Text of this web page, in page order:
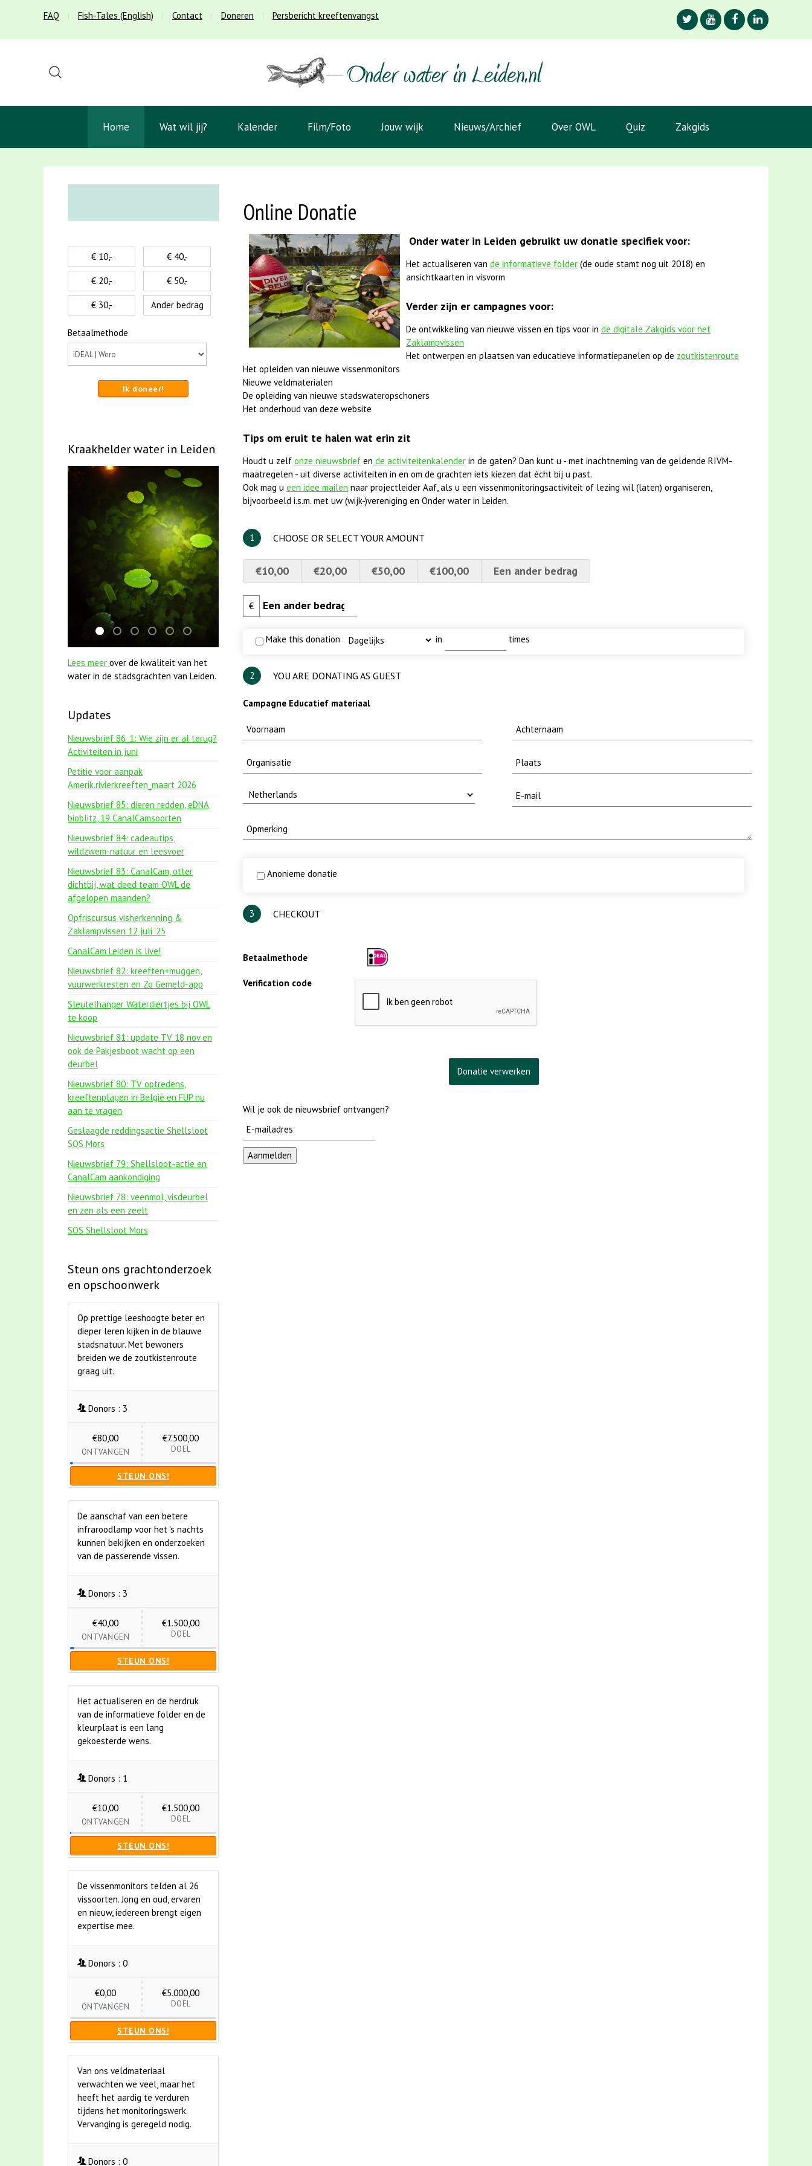
FAQ Fish-Tales (English) Contact Doneren Persbericht kreeftenvangst
Home Wat wil jij? Kalender Film/Foto Jouw wijk Nieuws/Archief Over OWL Quiz Zakgids
Online Donatie
Onder water in Leiden gebruikt uw donatie specifiek voor:
Het actualiseren van de informatieve folder (de oude stamt nog uit 2018) en
ansichtkaarten in visvorm
Verder zijn er campagnes voor:
De ontwikkeling van nieuwe vissen en tips voor in de digitale Zakgids voor het
Zaklampvissen
Het ontwerpen en plaatsen van educatieve informatiepanelen op de zoutkistenroute
Het opleiden van nieuwe vissenmonitors
Nieuwe veldmaterialen
De opleiding van nieuwe stadswateropschoners
Het onderhoud van deze website
Tips om eruit te halen wat erin zit
Houdt u zelf onze nieuwsbrief en de activiteitenkalender in de gaten? Dan kunt u - met inachtneming van de geldende RIVM-
maatregelen - uit diverse activiteiten in en om de grachten iets kiezen dat écht bij u past.
Ook mag u een idee mailen naar projectleider Aaf, als u een vissenmonitoringsactiviteit of lezing wil (laten) organiseren,
bijvoorbeeld i.s.m. met uw (wijk-)vereniging en Onder water in Leiden.
1 CHOOSE OR SELECT YOUR AMOUNT
€10,00 €20,00 €50,00 €100,00 Een ander bedrag
€
Make this donation in times
2 YOU ARE DONATING AS GUEST
Campagne Educatief materiaal
Anonieme donatie
3 CHECKOUT
Betaalmethode
Verification code
Wil je ook de nieuwsbrief ontvangen?
€ 10,-
€ 20,-
€ 30,-
€ 40,-
€ 50,-
Ander bedrag
Betaalmethode
Ik doneer!
Kraakhelder water in Leiden
jun2021 zaklv 5 snoekje MOOI
karper met kattenklimtouw
smoelenboek fifi en karper nieuwsbrief-
mei2021 1 snoekje elly
jun2021 28 brasem en rietvoorns 4a verscherpt
mei2021 watervogelmethode fuut met baars
Lees meer over de kwaliteit van het
water in de stadsgrachten van Leiden.
Updates
Nieuwsbrief 86_1: Wie zijn er al terug?
Activiteiten in juni
Petitie voor aanpak
Amerik.rivierkreeften_maart 2026
Nieuwsbrief 85: dieren redden, eDNA
bioblitz, 19 CanalCamsoorten
Nieuwsbrief 84: cadeautips,
wildzwem-natuur en leesvoer
Nieuwsbrief 83: CanalCam, otter
dichtbij, wat deed team OWL de
afgelopen maanden?
Opfriscursus visherkenning &
Zaklampvissen 12 juli '25
CanalCam Leiden is live!
Nieuwsbrief 82: kreeften+muggen,
vuurwerkresten en Zo Gemeld-app
Sleutelhanger Waterdiertjes bij OWL
te koop
Nieuwsbrief 81: update TV 18 nov en
ook de Pakjesboot wacht op een
deurbel
Nieuwsbrief 80: TV optredens,
kreeftenplagen in België en FUP nu
aan te vragen
Geslaagde reddingsactie Shellsloot
SOS Mors
Nieuwsbrief 79: Shellsloot-actie en
CanalCam aankondiging
Nieuwsbrief 78: veenmol, visdeurbel
en zen als een zeelt
SOS Shellsloot Mors
Steun ons grachtonderzoek
en opschoonwerk
Op prettige leeshoogte beter en
dieper leren kijken in de blauwe
stadsnatuur. Met bewoners
breiden we de zoutkistenroute
graag uit.
Donors : 3
€80,00
ONTVANGEN
€7.500,00
DOEL
STEUN ONS!
De aanschaf van een betere
infraroodlamp voor het 's nachts
kunnen bekijken en onderzoeken
van de passerende vissen.
Donors : 3
€40,00
ONTVANGEN
€1.500,00
DOEL
STEUN ONS!
Het actualiseren en de herdruk
van de informatieve folder en de
kleurplaat is een lang
gekoesterde wens.
Donors : 1
€10,00
ONTVANGEN
€1.500,00
DOEL
STEUN ONS!
De vissenmonitors telden al 26
vissoorten. Jong en oud, ervaren
en nieuw, iedereen brengt eigen
expertise mee.
Donors : 0
€0,00
ONTVANGEN
€5.000,00
DOEL
STEUN ONS!
Van ons veldmateriaal
verwachten we veel, maar het
heeft het aardig te verduren
tijdens het monitoringswerk.
Vervanging is geregeld nodig.
Donors : 0